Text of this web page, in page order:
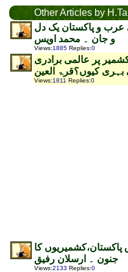
Other Articles by
و پاکستان یک دل
و جان ۔ محمد اویس
Views:1885 Replies:0
پر عالمی برادری
بہری کیوں؟قرۃ العین
Views:1811 Replies:0
پاکستان،کشمیریوں کا
جنون ۔ ارسلان رفیق
Views:2133 Replies:0